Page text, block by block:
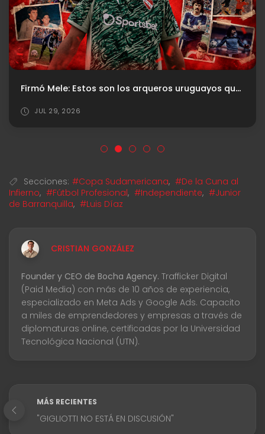
Firmó Mele: Estos son los arqueros uruguayos que dejaron una huella en Independiente
JUL 29, 2026
Secciones: #Copa Sudamericana, #De la Cuna al
Infierno, #Fútbol Profesional, #Independiente, #Junior
de Barranquilla, #Luis Díaz
CRISTIAN GONZÁLEZ
Founder y CEO de Bocha Agency. Trafficker Digital
(Paid Media) con más de 10 años de experiencia,
especializado en Meta Ads y Google Ads. Capacito
a miles de emprendedores y empresas a través de
diplomaturas online, certificadas por la Universidad
Tecnológica Nacional (UTN).
MÁS RECIENTES
"GIGLIOTTI NO ESTÁ EN DISCUSIÓN"